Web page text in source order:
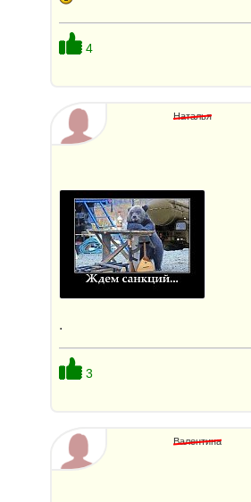
4
Наталья
.
3
Валентина